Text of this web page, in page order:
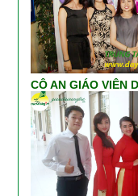
CÔ AN GIÁO VIÊN